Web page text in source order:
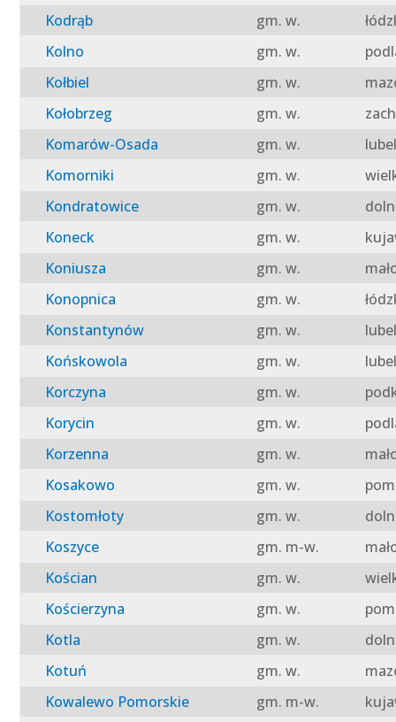
Kodrąb
gm. w.
Kolno
gm. w.
Kołbiel
gm. w.
Kołobrzeg
gm. w.
Komarów-Osada
gm. w.
Komorniki
gm. w.
Kondratowice
gm. w.
Koneck
gm. w.
Koniusza
gm. w.
Konopnica
gm. w.
Konstantynów
gm. w.
Końskowola
gm. w.
Korczyna
gm. w.
Korycin
gm. w.
Korzenna
gm. w.
Kosakowo
gm. w.
Kostomłoty
gm. w.
Koszyce
gm. m-w.
Kościan
gm. w.
Kościerzyna
gm. w.
Kotla
gm. w.
Kotuń
gm. w.
Kowalewo Pomorskie
gm. m-w.